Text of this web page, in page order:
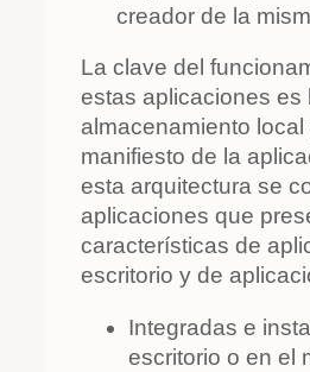
creador de la
La clave del
estas aplicaciones es
almacenamiento local
manifiesto de la
esta arquitectura se
aplicaciones que
características de
escritorio y de
Integradas e
escritorio o en el